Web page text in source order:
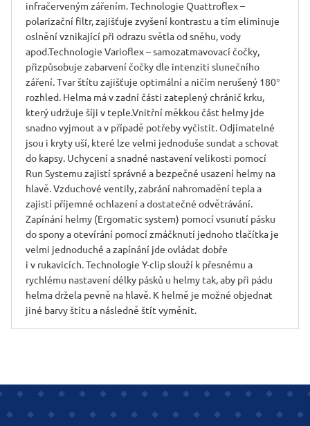
infračerveným zářením. Technologie Quattroflex –
polarizační filtr, zajišťuje zvyšení kontrastu a tím eliminuje
oslnění vznikající při odrazu světla od sněhu, vody
apod.Technologie Varioflex – samozatmavovací čočky,
přizpůsobuje zabarvení čočky dle intenziti slunečního
záření. Tvar štítu zajišťuje optimální a ničím nerušený 180°
rozhled. Helma má v zadní části zateplený chránič krku,
který udržuje šíji v teple.Vnitřní měkkou část helmy jde
snadno vyjmout a v případě potřeby vyčistit. Odjímatelné
jsou i kryty uší, které lze velmi jednoduše sundat a schovat
do kapsy. Uchycení a snadné nastavení velikosti pomocí
Run Systemu zajistí správné a bezpečné usazení helmy na
hlavě. Vzduchové ventily, zabrání nahromadění tepla a
zajistí příjemné ochlazení a dostatečné odvětrávání.
Zapínání helmy (Ergomatic system) pomocí vsunutí pásku
do spony a otevírání pomocí zmáčknutí jednoho tlačítka je
velmi jednoduché a zapínání jde ovládat dobře
i v rukavicích. Technologie Y-clip slouží k přesnému a
rychlému nastavení délky pásků u helmy tak, aby při pádu
helma držela pevně na hlavě. K helmě je možné objednat
jiné barvy štítu a následně štít vyměnit.